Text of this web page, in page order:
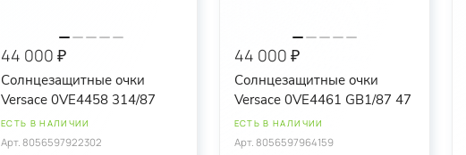
44 000 ₽
Солнцезащитные очки
Versace 0VE4458 314/87
ЕСТЬ В НАЛИЧИИ
Арт. 8056597922302
44 000 ₽
Солнцезащитные очки
Versace 0VE4461 GB1/87 47
ЕСТЬ В НАЛИЧИИ
Арт. 8056597964159